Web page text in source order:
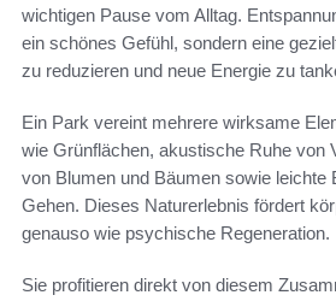
wichtigen Pause vom Alltag.
ein schönes Gefühl, sondern eine
zu reduzieren und neue Energie zu
Ein Park vereint mehrere wirksame
wie Grünflächen, akustische Ruhe von
von Blumen und Bäumen sowie leichte
Gehen. Dieses Naturerlebnis fördert
genauso wie psychische Regeneration.
Sie profitieren direkt von diesem